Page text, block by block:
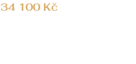
34 100 Kč